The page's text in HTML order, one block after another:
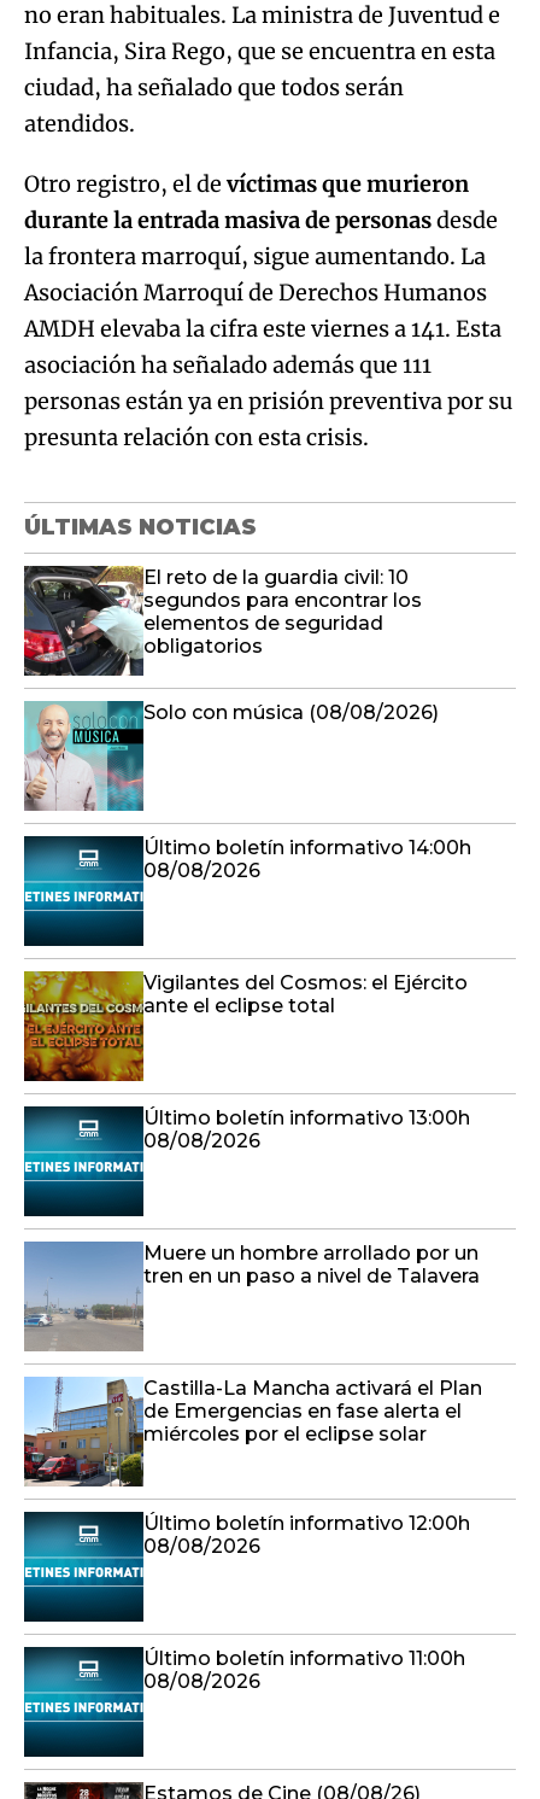
no eran habituales. La ministra de Juventud e
Infancia, Sira Rego, que se encuentra en esta
ciudad, ha señalado que todos serán
atendidos.
Otro registro, el devíctimas que murieron
durante la entrada masiva de personasdesde
la frontera marroquí, sigue aumentando. La
Asociación Marroquí de Derechos Humanos
AMDH elevaba la cifra este viernes a 141. Esta
asociación ha señalado además que 111
personas están ya en prisión preventiva por su
presunta relación con esta crisis.
ÚLTIMAS NOTICIAS
El reto de la guardia civil: 10
segundos para encontrar los
elementos de seguridad
obligatorios
Solo con música (08/08/2026)
Último boletín informativo 14:00h
08/08/2026
Vigilantes del Cosmos: el Ejército
ante el eclipse total
Último boletín informativo 13:00h
08/08/2026
Muere un hombre arrollado por un
tren en un paso a nivel de Talavera
Castilla-La Mancha activará el Plan
de Emergencias en fase alerta el
miércoles por el eclipse solar
Último boletín informativo 12:00h
08/08/2026
Último boletín informativo 11:00h
08/08/2026
Estamos de Cine (08/08/26)